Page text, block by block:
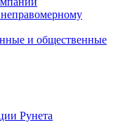
и общественные
Рунета